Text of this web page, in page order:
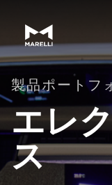
製品ポートフ
エレ
ス